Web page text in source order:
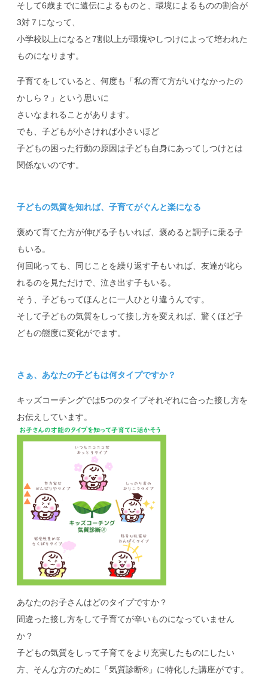
そして6歳までに遺伝によるものと、環境によるものの割合が
3対７になって、
小学校以上になると7割以上が環境やしつけによって培われた
ものになります。
子育てをしていると、何度も「私の育て方がいけなかったの
かしら？」という思いに
さいなまれることがあります。
でも、子どもが小さければ小さいほど
子どもの困った行動の原因は子ども自身にあってしつけとは
関係ないのです。
子どもの気質を知れば、子育てがぐんと楽になる
褒めて育てた方が伸びる子もいれば、褒めると調子に乗る子
もいる。
何回叱っても、同じことを繰り返す子もいれば、友達が叱ら
れるのを見ただけで、泣き出す子もいる。
そう、子どもってほんとに一人ひとり違うんです。
そして子どもの気質をしって接し方を変えれば、驚くほど子
どもの態度に変化がでます。
さぁ、あなたの子どもは何タイプですか？
キッズコーチングでは5つのタイプそれぞれに合った接し方を
お伝えしています。
あなたのお子さんはどのタイプですか？
間違った接し方をして子育てが辛いものになっていません
か？
子どもの気質をしって子育てをより充実したものにしたい
方、そんな方のために「気質診断®」に特化した講座がです。